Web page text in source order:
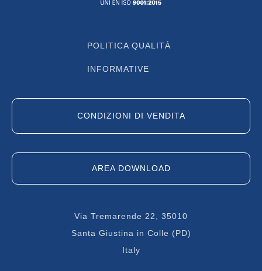
Via Tremarende 22, 35010
Santa Giustina in Colle (PD)
Italy
POLITICA QUALITÀ
INFORMATIVE
CONDIZIONI DI VENDITA
AREA DOWNLOAD